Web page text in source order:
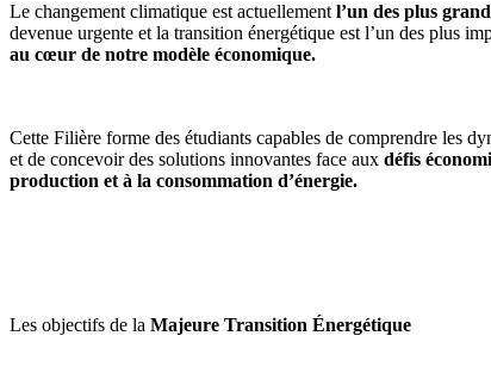
Le changement climatique est actuellementl’un des plus
devenue urgente et la transition énergétique est l’un des plus
au cœur de notre modèle économique.
Cette Filière forme des étudiants capables de comprendre les
et de concevoir des solutions innovantes face aux défis
production et à la consommation d’énergie.
Les objectifs de la Majeure Transition Énergétique